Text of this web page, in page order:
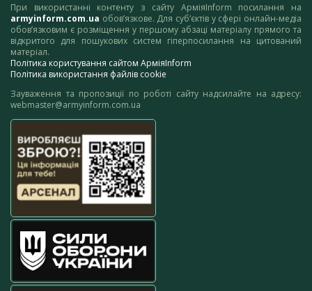
При використанні контенту з сайту АрміяInform посилання на
armyinform.com.ua обов’язкове. Для суб’єктів у сфері онлайн-медіа
обов’язковим є розміщення у першому абзаці матеріалу прямого та
відкритого для пошукових систем гіперпосилання на цитований
матеріал.
Політика користування сайтом АрміяInform
Політика використання файлів cookie
Зауваження та пропозиції по роботі сайту надсилайте на адресу:
webmaster@armyinform.com.ua